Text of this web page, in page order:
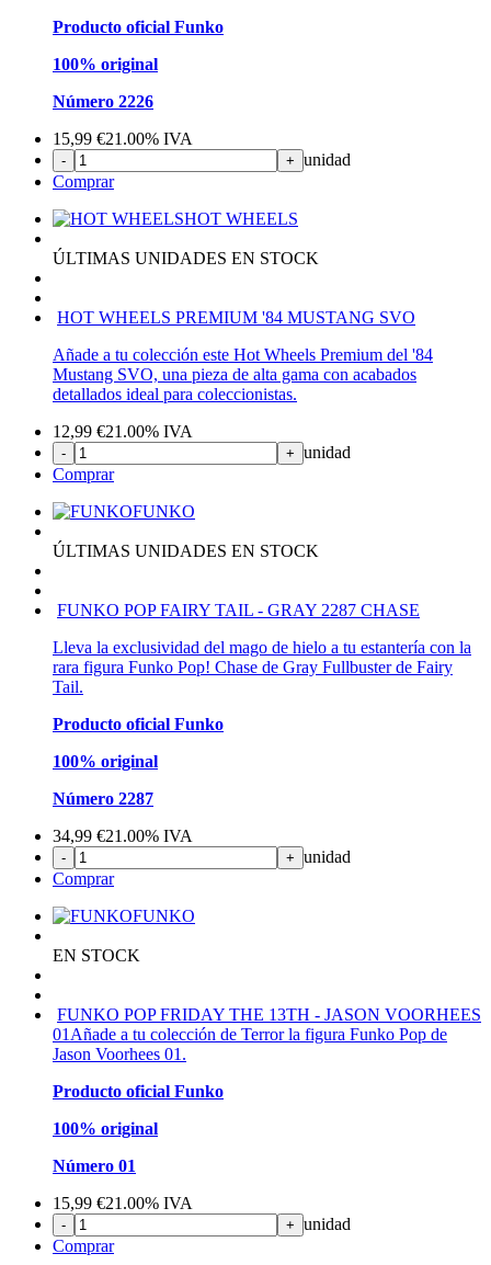
Producto oficial Funko
100% original
Número 2226
15,99 €21.00% IVA
- + unidad
Comprar
HOT WHEELS
ÚLTIMAS UNIDADES EN STOCK
HOT WHEELS PREMIUM '84 MUSTANG SVO
Añade a tu colección este Hot Wheels Premium del '84
Mustang SVO, una pieza de alta gama con acabados
detallados ideal para coleccionistas.
12,99 €21.00% IVA
- + unidad
Comprar
FUNKO
ÚLTIMAS UNIDADES EN STOCK
FUNKO POP FAIRY TAIL - GRAY 2287 CHASE
Lleva la exclusividad del mago de hielo a tu estantería con la
rara figura Funko Pop! Chase de Gray Fullbuster de Fairy
Tail.
Producto oficial Funko
100% original
Número 2287
34,99 €21.00% IVA
- + unidad
Comprar
FUNKO
EN STOCK
FUNKO POP FRIDAY THE 13TH - JASON VOORHEES
01 Añade a tu colección de Terror la figura Funko Pop de
Jason Voorhees 01.
Producto oficial Funko
100% original
Número 01
15,99 €21.00% IVA
- + unidad
Comprar